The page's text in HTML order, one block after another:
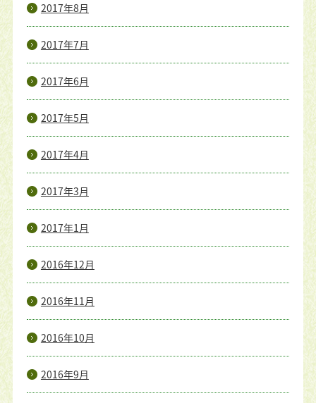
2017年8月
2017年7月
2017年6月
2017年5月
2017年4月
2017年3月
2017年1月
2016年12月
2016年11月
2016年10月
2016年9月